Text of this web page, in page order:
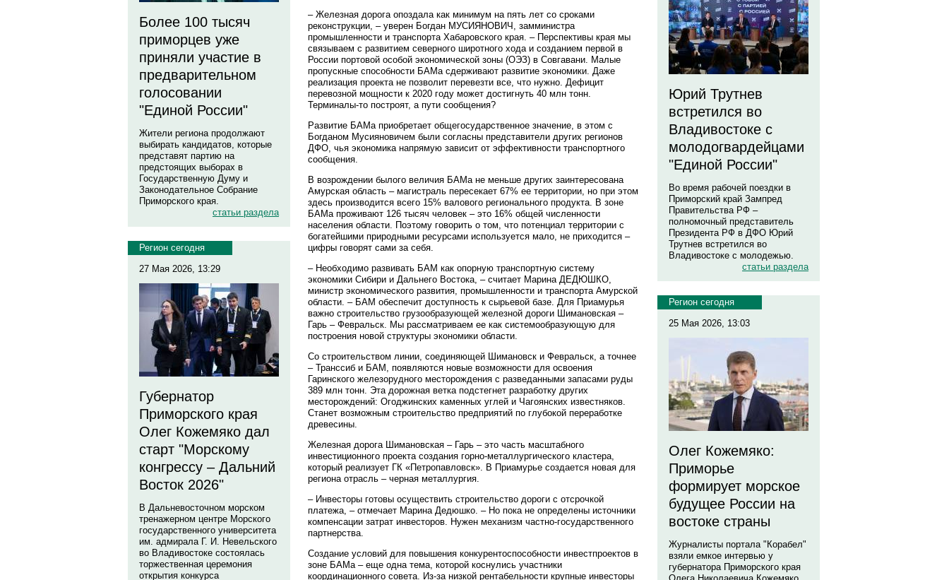
Более 100 тысяч
приморцев уже
приняли участие в
предварительном
голосовании
"Единой России"
Жители региона продолжают
выбирать кандидатов, которые
представят партию на
предстоящих выборах в
Государственную Думу и
Законодательное Собрание
Приморского края.
статьи раздела
Регион сегодня
27 Мая 2026, 13:29
Губернатор
Приморского края
Олег Кожемяко дал
старт "Морскому
конгрессу – Дальний
Восток 2026"
В Дальневосточном морском
тренажерном центре Морского
государственного университета
им. адмирала Г. И. Невельского
во Владивостоке состоялась
торжественная церемония
открытия конкурса
– Железная дорога опоздала как минимум на пять лет со сроками
реконструкции, – уверен Богдан МУСИЯНОВИЧ, замминистра
промышленности и транспорта Хабаровского края. – Перспективы края мы
связываем с развитием северного широтного хода и созданием первой в
России портовой особой экономической зоны (ОЭЗ) в Совгавани. Малые
пропускные способности БАМа сдерживают развитие экономики. Даже
реализация проекта не позволит перевезти все, что нужно. Дефицит
перевозной мощности к 2020 году может достигнуть 40 млн тонн.
Терминалы-то построят, а пути сообщения?
Развитие БАМа приобретает общегосударственное значение, в этом с
Богданом Мусияновичем были согласны представители других регионов
ДФО, чья экономика напрямую зависит от эффективности транспортного
сообщения.
В возрождении былого величия БАМа не меньше других заинтересована
Амурская область – магистраль пересекает 67% ее территории, но при этом
здесь производится всего 15% валового регионального продукта. В зоне
БАМа проживают 126 тысяч человек – это 16% общей численности
населения области. Поэтому говорить о том, что потенциал территории с
богатейшими природными ресурсами используется мало, не приходится –
цифры говорят сами за себя.
– Необходимо развивать БАМ как опорную транспортную систему
экономики Сибири и Дальнего Востока, – считает Марина ДЕДЮШКО,
министр экономического развития, промышленности и транспорта Амурской
области. – БАМ обеспечит доступность к сырьевой базе. Для Приамурья
важно строительство грузообразующей железной дороги Шимановская –
Гарь – Февральск. Мы рассматриваем ее как системообразующую для
построения новой структуры экономики области.
Со строительством линии, соединяющей Шимановск и Февральск, а точнее
– Транссиб и БАМ, появляются новые возможности для освоения
Гаринского железорудного месторождения с разведанными запасами руды
389 млн тонн. Эта дорожная ветка подстегнет разработку других
месторождений: Огоджинских каменных углей и Чагоянских известняков.
Станет возможным строительство предприятий по глубокой переработке
древесины.
Железная дорога Шимановская – Гарь – это часть масштабного
инвестиционного проекта создания горно-металлургического кластера,
который реализует ГК «Петропавловск». В Приамурье создается новая для
региона отрасль – черная металлургия.
– Инвесторы готовы осуществить строительство дороги с отсрочкой
платежа, – отмечает Марина Дедюшко. – Но пока не определены источники
компенсации затрат инвесторов. Нужен механизм частно-государственного
партнерства.
Создание условий для повышения конкурентоспособности инвестпроектов в
зоне БАМа – еще одна тема, которой коснулись участники
координационного совета. Из-за низкой рентабельности крупные инвесторы
Юрий Трутнев
встретился во
Владивостоке с
молодогвардейцами
"Единой России"
Во время рабочей поездки в
Приморский край Зампред
Правительства РФ –
полномочный представитель
Президента РФ в ДФО Юрий
Трутнев встретился во
Владивостоке с молодежью.
статьи раздела
Регион сегодня
25 Мая 2026, 13:03
Олег Кожемяко:
Приморье
формирует морское
будущее России на
востоке страны
Журналисты портала "Корабел"
взяли емкое интервью у
губернатора Приморского края